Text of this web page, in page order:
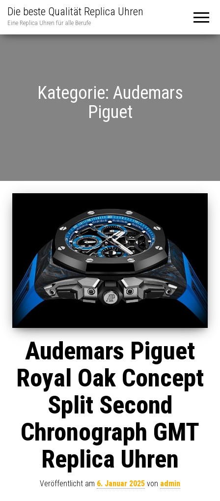
Die beste Qualität Replica Uhren
Eine Replica Uhren für alle Berufe
Kategorie: Audemars
Piguet
Audemars Piguet
Royal Oak Concept
Split Second
Chronograph GMT
Replica Uhren
Veröffentlicht am 6. Januar 2025 von admin